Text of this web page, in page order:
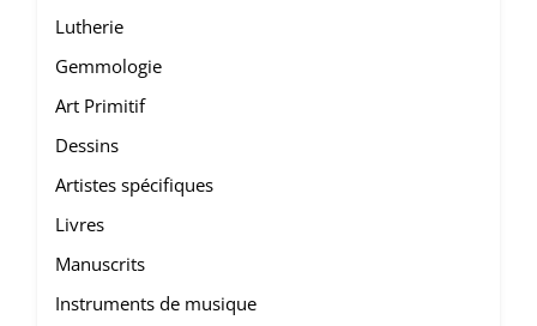
Lutherie
Gemmologie
Art Primitif
Dessins
Artistes spécifiques
Livres
Manuscrits
Instruments de musique